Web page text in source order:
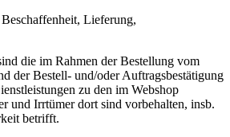
Lieferung,
die im Rahmen der Bestellung vom
der Bestell- und/oder Auftragsbestätigung
zu den im Webshop
und Irrtümer dort sind vorbehalten, insb.
betrifft.